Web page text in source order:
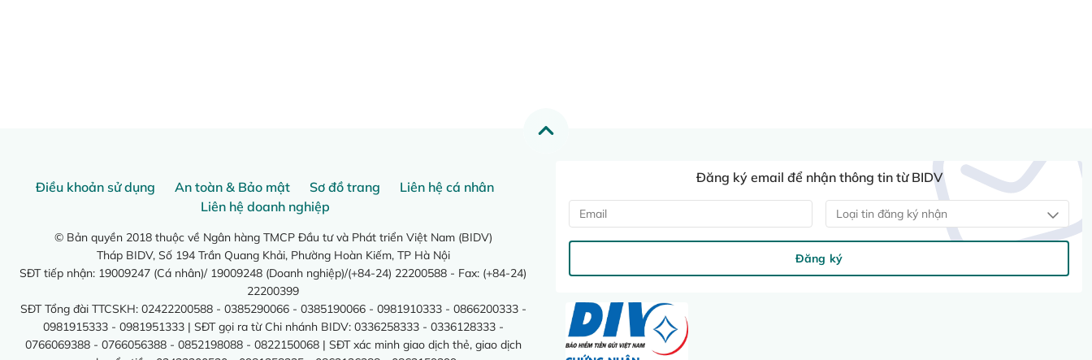
Điều khoản sử dụng An toàn & Bảo mật Sơ đồ trang
Liên hệ cá nhân
Liên hệ doanh nghiệp
© Bản quyền 2018 thuộc về Ngân hàng TMCP Đầu tư và Phát triển Việt Nam (BIDV)
Tháp BIDV, Số 194 Trần Quang Khải, Phường Hoàn Kiếm, TP Hà Nội
SĐT tiếp nhận: 19009247 (Cá nhân)/ 19009248 (Doanh nghiệp)/(+84-24) 22200588 - Fax: (+84-24)
22200399
SĐT Tổng đài TTCSKH: 02422200588 - 0385290066 - 0385190066 - 0981910333 - 0866200333 -
0981915333 - 0981951333 | SĐT gọi ra từ Chi nhánh BIDV: 0336258333 - 0336128333 -
0766069388 - 0766056388 - 0852198088 - 0822150068 | SĐT xác minh giao dịch thẻ, giao dịch
Đăng ký email để nhận thông tin từ BIDV
Loại tin đăng ký nhận
Đăng ký